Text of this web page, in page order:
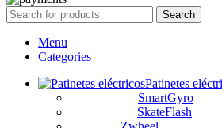
Search
Menu
Categories
Patinetes
SmartGyro
SkateFlash